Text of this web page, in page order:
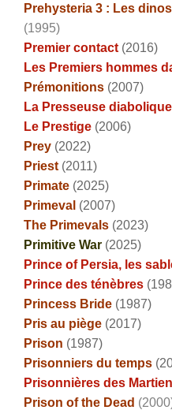
Prehysteria 3 : Les
(1995)
Premier contact (2016)
Les Premiers hommes
Prémonitions (2007)
La Presseuse diabolique
Le Prestige (2006)
Prey (2022)
Priest (2011)
Primate (2025)
Primeval (2007)
The Primevals (2023)
Primitive War (2025)
Prince of Persia, les
Prince des ténèbres
Princess Bride (1987)
Pris au piège (2017)
Prison (1987)
Prisonniers du temps
Prisonnières des
Prison of the Dead